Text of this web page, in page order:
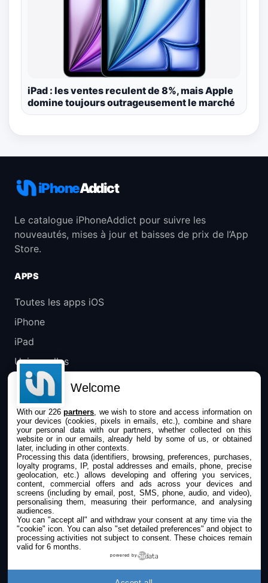
iPad : les ventes reculent de 8%, mais Apple
domine toujours outrageusement le marché
iPhoneAddict
Le catalogue iPhoneAddict pour suivre les
nouveautés, mises à jour et baisses de prix de l’App
Store.
APPS
Toutes les apps iOS
iPhone
iPad
Universelles
Mac
Apple TV
IPHONEADDICT
Actualité Apple
Archives keynotes
Contact
À propos
KultureGeek
Welcome
With our 226partners , we wish to store and access information on
your devices (cookies, pixels in emails, etc.), combine and share
your personal data with our partners, whether collected on this
website or in our emails, already held by some of us, or obtained
later, including in other contexts.
Processing this data (identifiers, browsing, preferences, purchases,
loyalty programs, IP, postal addresses and emails, phone, precise
geolocation, etc.) allows developing and offering you services,
content, commercial offers and ads across your devices and
screens (including by email, post, SMS, phone, audio, and video),
personalising them, measuring their performance, and analysing
audiences.
You can "accept all" and withdraw your consent at any time via the
"cookie" icon. You can also "set detailed preferences" and object to
processing activities not subject to consent. These choices remain
valid for 6 months.
powered by